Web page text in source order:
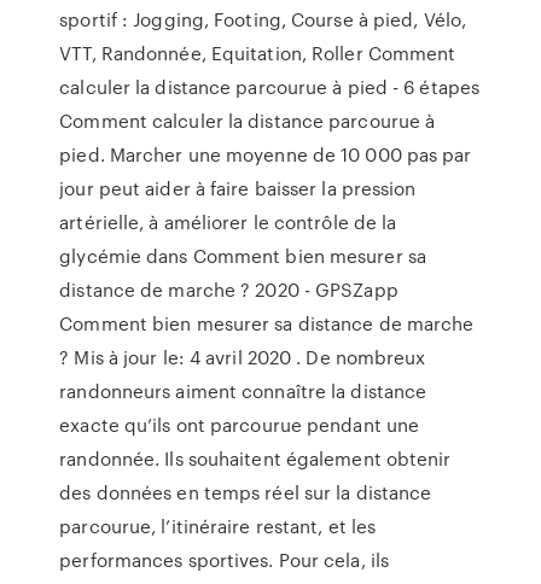
sportif : Jogging, Footing, Course à pied, Vélo,
VTT, Randonnée, Equitation, Roller Comment
calculer la distance parcourue à pied - 6 étapes
Comment calculer la distance parcourue à
pied. Marcher une moyenne de 10 000 pas par
jour peut aider à faire baisser la pression
artérielle, à améliorer le contrôle de la
glycémie dans Comment bien mesurer sa
distance de marche ? 2020 - GPSZapp
Comment bien mesurer sa distance de marche
? Mis à jour le: 4 avril 2020 . De nombreux
randonneurs aiment connaître la distance
exacte qu’ils ont parcourue pendant une
randonnée. Ils souhaitent également obtenir
des données en temps réel sur la distance
parcourue, l’itinéraire restant, et les
performances sportives. Pour cela, ils